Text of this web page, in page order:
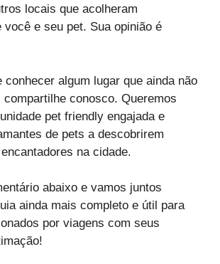
locais que acolheram
você e seu pet. Sua opinião é
conhecer algum lugar que ainda não
compartilhe conosco. Queremos
pet friendly engajada e
de pets a descobrirem
na cidade.
abaixo e vamos juntos
ainda mais completo e útil para
por viagens com seus